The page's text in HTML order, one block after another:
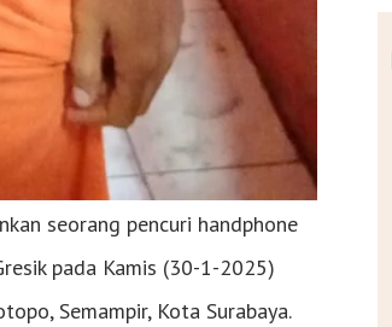
seorang pencuri handphone
pada Kamis (30-1-2025)
Semampir, Kota Surabaya.